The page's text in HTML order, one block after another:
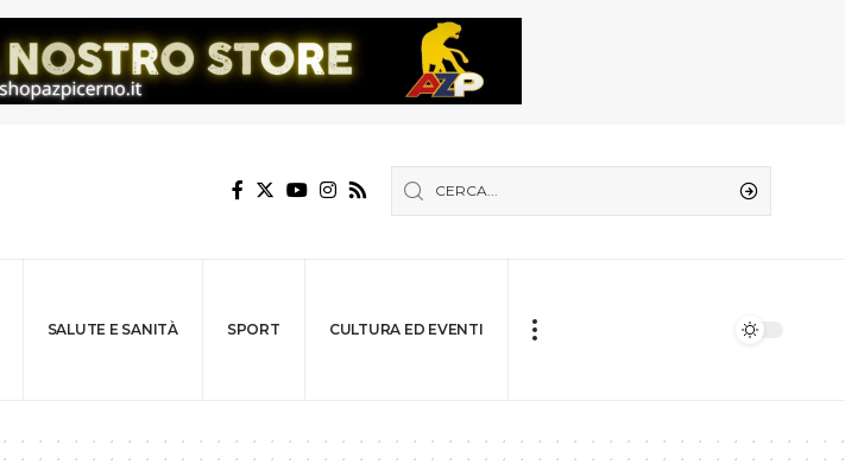
SALUTE E SANITÀ SPORT CULTURA ED EVENTI